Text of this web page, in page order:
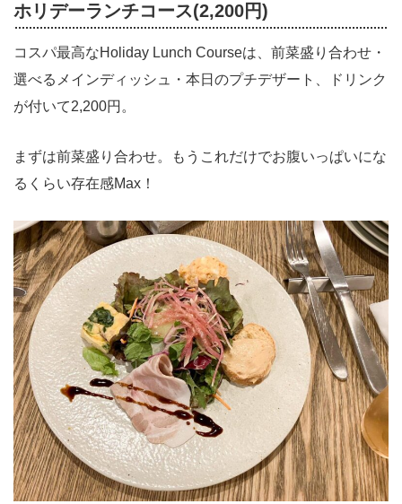
ホリデーランチコース(2,200円)
コスパ最高なHoliday Lunch Courseは、前菜盛り合わせ・
選べるメインディッシュ・本日のプチデザート、ドリンク
が付いて2,200円。
まずは前菜盛り合わせ。もうこれだけでお腹いっぱいにな
るくらい存在感Max！